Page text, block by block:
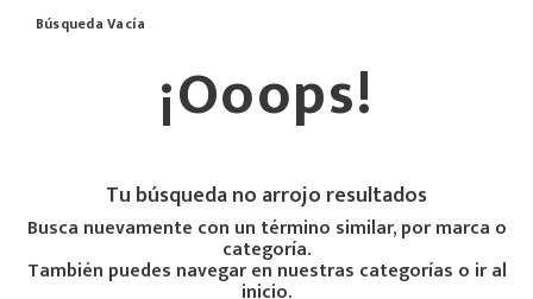
Búsqueda Vacía
¡Ooops!
Tu búsqueda no arrojo resultados
Busca nuevamente con un término similar, por marca o
categoría.
También puedes navegar en nuestras categorías o ir al
inicio.